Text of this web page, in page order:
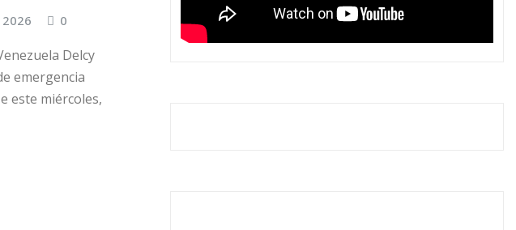
2026 0
Delcy
emergencia
este miércoles,